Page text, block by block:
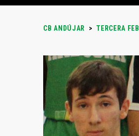
CB ANDÚJAR > TERCERA FEB